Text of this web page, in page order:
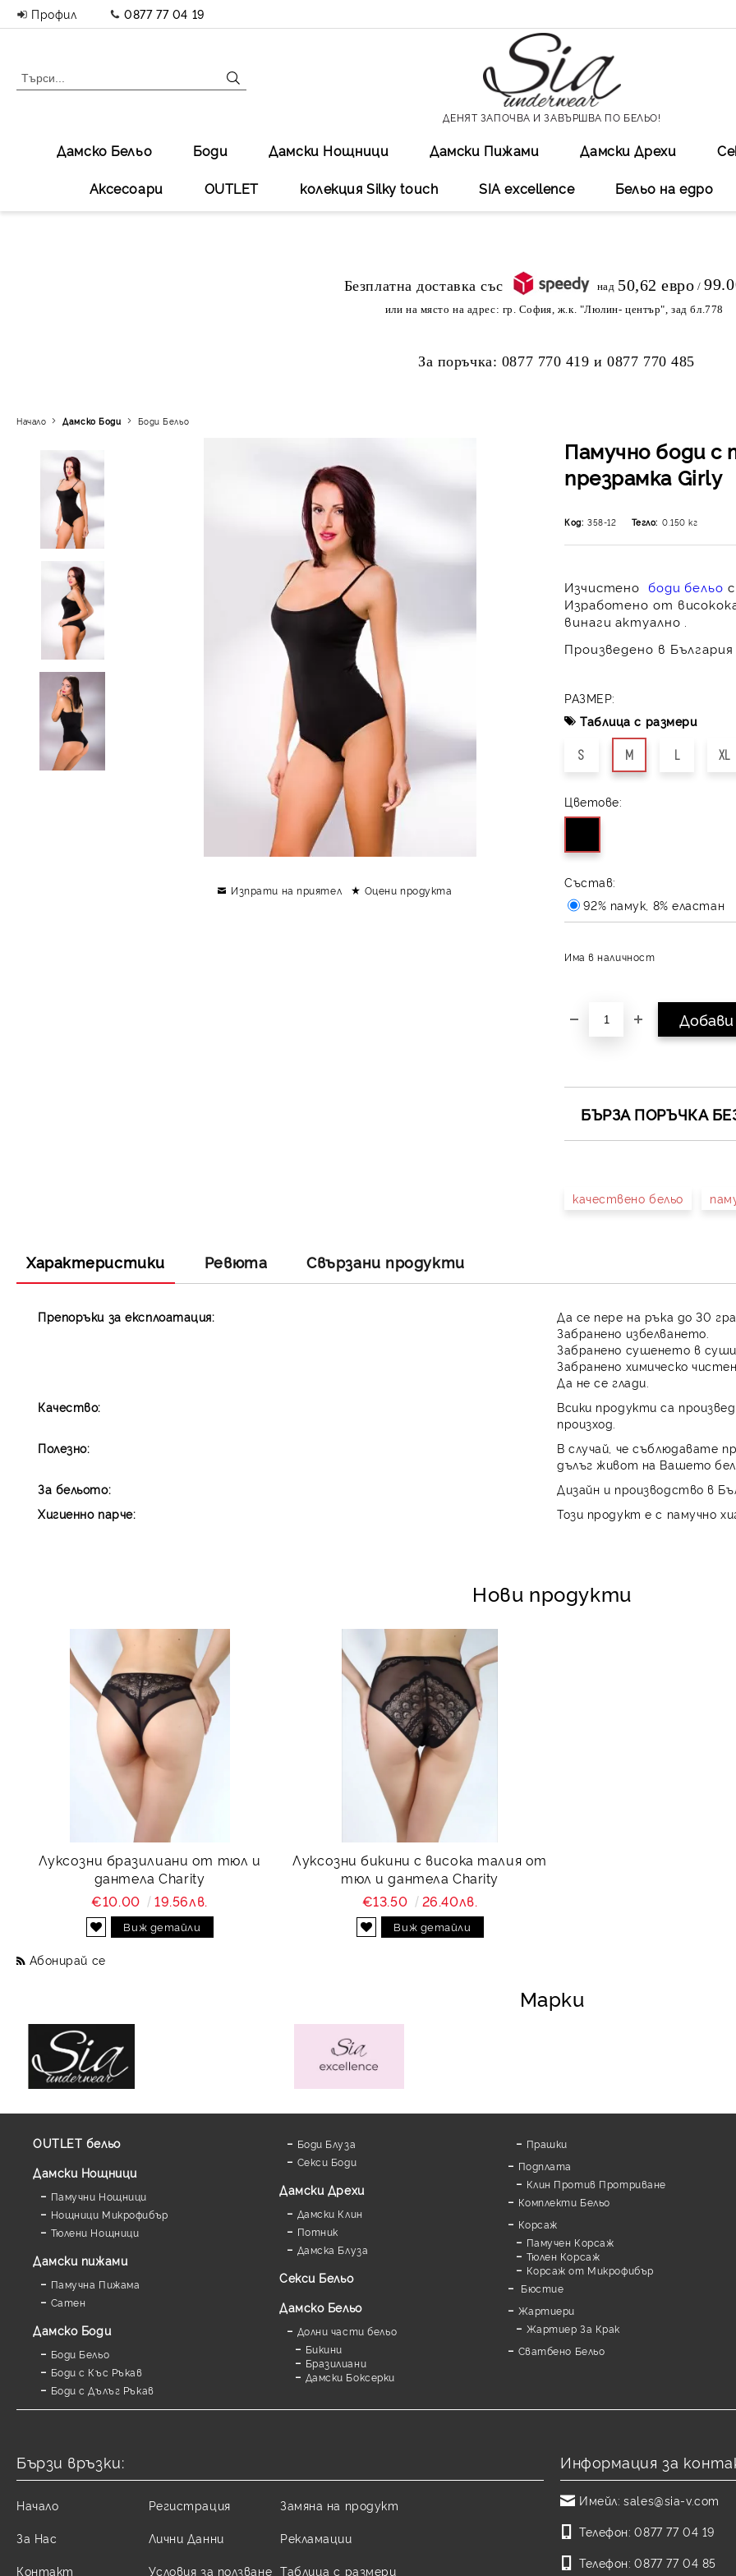
Профил 0877 77 04 19
ДЕНЯТ ЗАПОЧВА И ЗАВЪРШВА ПО БЕЛЬО!
Дамско Бельо Боди Дамски Нощници Дамски Пижами Дамски Дрехи
Аксесоари OUTLET колекция Silky touch SIA excellеnce Бельо на едро
над 50,62 евро /
или на място на адрес: гр. София, ж.к. "Люлин- център", зад бл.778
За поръчка: 0877 770 419 и0877 770 485
Начало Дамскo Боди Боди Бельо
Памучно боди с
презрамка Girly
Код: 358-12 Тегло: 0.150 кг
Изчистено боди бельо
Изработено от
винаги актуално .
Произведено в
РАЗМЕР:
Таблица с размери
S M L XL
Цветове:
Състав:
92% памук, 8% еластан
Има в наличност
БЪРЗА ПОРЪЧКА
качествено бельо
Изпрати на приятел Оцени продукта
Характеристики Ревюта Свързани продукти
Препоръки за експлоатация:
Да се пере на ръка до 30
Забранено избелването.
Забранено сушенето в
Забранено химическо
Да не се глади.
Качество:
Всики продукти са
произход.
Полезно:
В случай, че съблюдавате
дълъг живот на Вашето
За бельото:
Дизайн и производство в
Хигиенно парче:
Този продукт е с памучно
Нови продукти
Луксозни бразилиани от тюл и
дантела Charity
€10.00
19.56лв.
Виж детайли
Луксозни бикини с висока талия от
тюл и дантела Charity
€13.50
26.40лв.
Виж детайли
Абонирай се
Марки
OUTLET бельо
Дамски Нощници
Памучни Нощници
Нощници Микрофибър
Тюлени Нощници
Дамски пижами
Памучна Пижама
Сатен
Дамскo Боди
Боди Бельо
Боди с Къс Ръкав
Боди с Дълъг Ръкав
Боди Блуза
Секси Боди
Дамски Дрехи
Дамски Клин
Потник
Дамска Блуза
Секси Бельо
Дамско Бельо
Долни части бельо
Бикини
Бразилиани
Дамски Боксерки
Прашки
Подплата
Клин Против Протриване
Комплекти Бельо
Корсаж
Памучен Корсаж
Тюлен Корсаж
Корсаж от Микрофибър
Бюстие
Жартиери
Жартиер За Крак
Сватбено Бельо
Бързи връзки:
Начало
За Нас
Контакт
Регистрация
Лични Данни
Условия за ползване
Замяна на продукт
Рекламации
Таблица с размери
Информация за
Имейл: sales@sia-v.com
Телефон: 0877 77 04 19
Телефон: 0877 77 04 85